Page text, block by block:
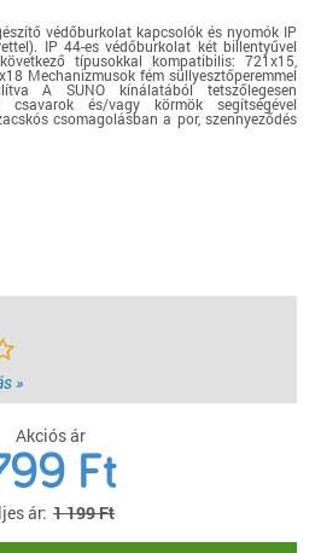
védőburkolat kapcsolók és nyomók IP
IP 44-es védőburkolat két billentyűvel
típusokkal kompatibilis: 721x15,
Mechanizmusok fém süllyesztőperemmel
A SUNO kínálatából tetszőlegesen
és/vagy körmök segítségével
csomagolásban a por, szennyeződés
»
Akciós ár
Ft
ár: 1 199 Ft